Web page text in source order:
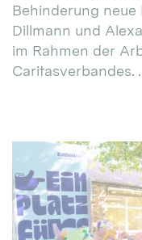
Behinderung neue
Dillmann und
im Rahmen der
Caritasverbandes.